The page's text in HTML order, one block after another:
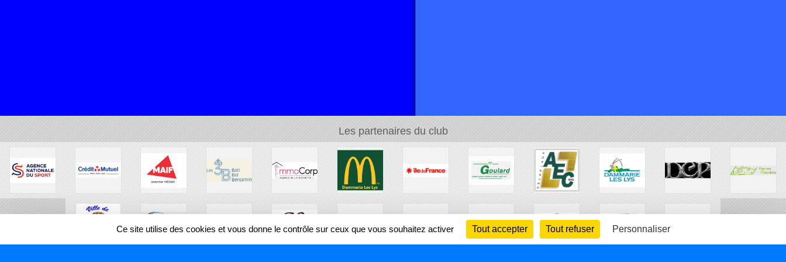
Les partenaires du club
Ce site utilise des cookies et vous donne le contrôle sur ceux que vous souhaitez activer Tout accepter Tout refuser Personnaliser